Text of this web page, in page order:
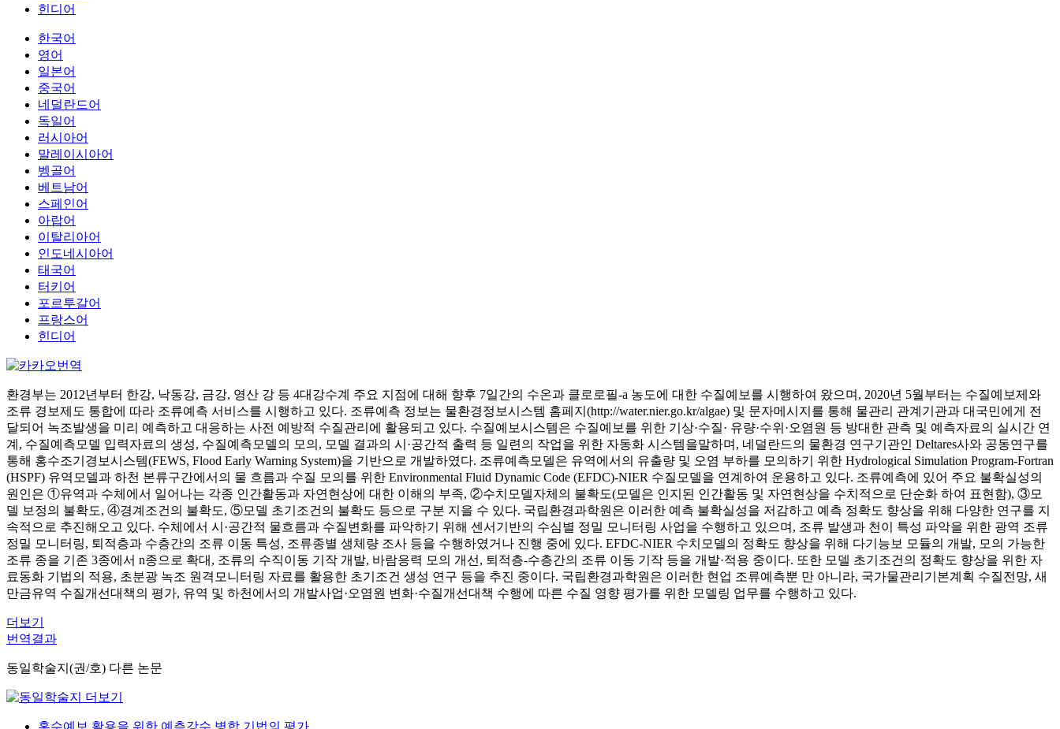
힌디어
한국어
영어
일본어
중국어
네덜란드어
독일어
러시아어
말레이시아어
벵골어
베트남어
스페인어
아랍어
이탈리아어
인도네시아어
태국어
터키어
포르투갈어
프랑스어
힌디어
환경부는 2012년부터 한강, 낙동강, 금강, 영산 강 등 4대강수계 주요 지점에 대해 향후 7일간의 수온과 클로로필-a 농도에 대한 수질예보를 시행하여 왔으며, 2020년 5월부터는 수질예보제와
조류 경보제도 통합에 따라 조류예측 서비스를 시행하고 있다. 조류예측 정보는 물환경정보시스템 홈페지(http://water.nier.go.kr/algae) 및 문자메시지를 통해 물관리 관계기관과 대국민에게 전
달되어 녹조발생을 미리 예측하고 대응하는 사전 예방적 수질관리에 활용되고 있다. 수질예보시스템은 수질예보를 위한 기상·수질· 유량·수위·오염원 등 방대한 관측 및 예측자료의 실시간 연
계, 수질예측모델 입력자료의 생성, 수질예측모델의 모의, 모델 결과의 시·공간적 출력 등 일련의 작업을 위한 자동화 시스템을말하며, 네덜란드의 물환경 연구기관인 Deltares사와 공동연구를
통해 홍수조기경보시스템(FEWS, Flood Early Warning System)을 기반으로 개발하였다. 조류예측모델은 유역에서의 유출량 및 오염 부하를 모의하기 위한 Hydrological Simulation Program-Fortran
(HSPF) 유역모델과 하천 본류구간에서의 물 흐름과 수질 모의를 위한 Environmental Fluid Dynamic Code (EFDC)-NIER 수질모델을 연계하여 운용하고 있다. 조류예측에 있어 주요 불확실성의
원인은 ①유역과 수체에서 일어나는 각종 인간활동과 자연현상에 대한 이해의 부족, ②수치모델자체의 불확도(모델은 인지된 인간활동 및 자연현상을 수치적으로 단순화 하여 표현함), ③모
델 보정의 불확도, ④경계조건의 불확도, ⑤모델 초기조건의 불확도 등으로 구분 지을 수 있다. 국립환경과학원은 이러한 예측 불확실성을 저감하고 예측 정확도 향상을 위해 다양한 연구를 지
속적으로 추진해오고 있다. 수체에서 시·공간적 물흐름과 수질변화를 파악하기 위해 센서기반의 수심별 정밀 모니터링 사업을 수행하고 있으며, 조류 발생과 천이 특성 파악을 위한 광역 조류
정밀 모니터링, 퇴적층과 수층간의 조류 이동 특성, 조류종별 생체량 조사 등을 수행하였거나 진행 중에 있다. EFDC-NIER 수치모델의 정확도 향상을 위해 다기능보 모듈의 개발, 모의 가능한
조류 종을 기존 3종에서 n종으로 확대, 조류의 수직이동 기작 개발, 바람응력 모의 개선, 퇴적층-수층간의 조류 이동 기작 등을 개발·적용 중이다. 또한 모델 초기조건의 정확도 향상을 위한 자
료동화 기법의 적용, 초분광 녹조 원격모니터링 자료를 활용한 초기조건 생성 연구 등을 추진 중이다. 국립환경과학원은 이러한 현업 조류예측뿐 만 아니라, 국가물관리기본계획 수질전망, 새
만금유역 수질개선대책의 평가, 유역 및 하천에서의 개발사업·오염원 변화·수질개선대책 수행에 따른 수질 영향 평가를 위한 모델링 업무를 수행하고 있다.
더보기
번역결과
동일학술지(권/호) 다른 논문
홍수예보 활용을 위한 예측강수 병합 기법의 평가